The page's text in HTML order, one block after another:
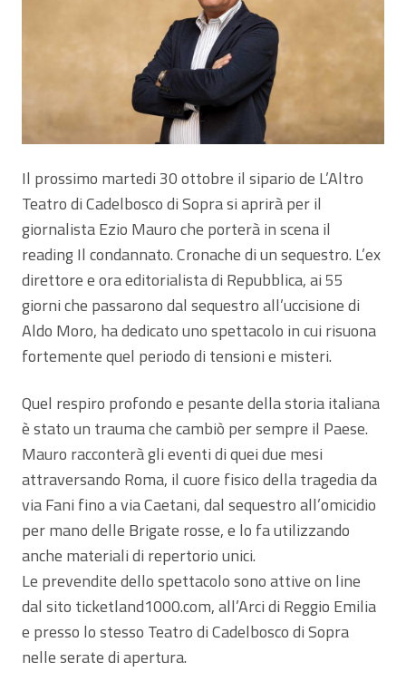
Il prossimo martedi 30 ottobre il sipario de L’Altro
Teatro di Cadelbosco di Sopra si aprirà per il
giornalista Ezio Mauro che porterà in scena il
reading Il condannato. Cronache di un sequestro. L’ex
direttore e ora editorialista di Repubblica, ai 55
giorni che passarono dal sequestro all’uccisione di
Aldo Moro, ha dedicato uno spettacolo in cui risuona
fortemente quel periodo di tensioni e misteri.
Quel respiro profondo e pesante della storia italiana
è stato un trauma che cambiò per sempre il Paese.
Mauro racconterà gli eventi di quei due mesi
attraversando Roma, il cuore fisico della tragedia da
via Fani fino a via Caetani, dal sequestro all’omicidio
per mano delle Brigate rosse, e lo fa utilizzando
anche materiali di repertorio unici.
Le prevendite dello spettacolo sono attive on line
dal sito ticketland1000.com, all’Arci di Reggio Emilia
e presso lo stesso Teatro di Cadelbosco di Sopra
nelle serate di apertura.